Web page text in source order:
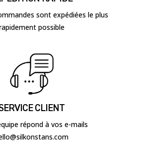
sont expédiées le plus
possible
CLIENT
répond à vos e-mails